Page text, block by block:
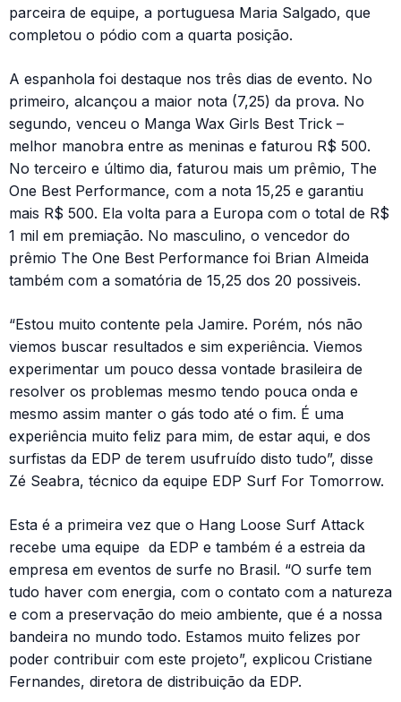
parceira de equipe, a portuguesa Maria Salgado, que
completou o pódio com a quarta posição.
A espanhola foi destaque nos três dias de evento. No
primeiro, alcançou a maior nota (7,25) da prova. No
segundo, venceu o Manga Wax Girls Best Trick –
melhor manobra entre as meninas e faturou R$ 500.
No terceiro e último dia, faturou mais um prêmio, The
One Best Performance, com a nota 15,25 e garantiu
mais R$ 500. Ela volta para a Europa com o total de R$
1 mil em premiação. No masculino, o vencedor do
prêmio The One Best Performance foi Brian Almeida
também com a somatória de 15,25 dos 20 possiveis.
“Estou muito contente pela Jamire. Porém, nós não
viemos buscar resultados e sim experiência. Viemos
experimentar um pouco dessa vontade brasileira de
resolver os problemas mesmo tendo pouca onda e
mesmo assim manter o gás todo até o fim. É uma
experiência muito feliz para mim, de estar aqui, e dos
surfistas da EDP de terem usufruído disto tudo”, disse
Zé Seabra, técnico da equipe EDP Surf For Tomorrow.
Esta é a primeira vez que o Hang Loose Surf Attack
recebe uma equipe da EDP e também é a estreia da
empresa em eventos de surfe no Brasil. “O surfe tem
tudo haver com energia, com o contato com a natureza
e com a preservação do meio ambiente, que é a nossa
bandeira no mundo todo. Estamos muito felizes por
poder contribuir com este projeto”, explicou Cristiane
Fernandes, diretora de distribuição da EDP.